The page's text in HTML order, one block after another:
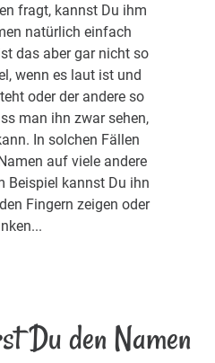
fragt, kannst Du ihm
natürlich einfach
das aber gar nicht so
wenn es laut ist und
oder der andere so
man ihn zwar sehen,
In solchen Fällen
auf viele andere
Beispiel kannst Du ihn
Fingern zeigen oder
Du den Namen